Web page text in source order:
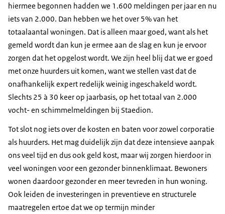
hiermee begonnen hadden we 1.600 meldingen per jaar en nu
iets van 2.000. Dan hebben we het over 5% van het
totaalaantal woningen. Dat is alleen maar goed, want als het
gemeld wordt dan kun je ermee aan de slag en kun je ervoor
zorgen dat het opgelost wordt. We zijn heel blij dat we er goed
met onze huurders uit komen, want we stellen vast dat de
onafhankelijk expert redelijk weinig ingeschakeld wordt.
Slechts 25 à 30 keer op jaarbasis, op het totaal van 2.000
vocht- en schimmelmeldingen bij Staedion.
Tot slot nog iets over de kosten en baten voor zowel corporatie
als huurders. Het mag duidelijk zijn dat deze intensieve aanpak
ons veel tijd en dus ook geld kost, maar wij zorgen hierdoor in
veel woningen voor een gezonder binnenklimaat. Bewoners
wonen daardoor gezonder en meer tevreden in hun woning.
Ook leiden de investeringen in preventieve en structurele
maatregelen ertoe dat we op termijn minder